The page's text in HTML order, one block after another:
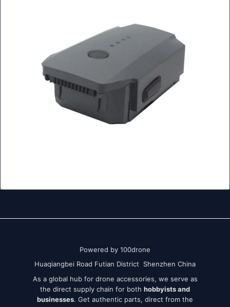
Powered by 100drone
Huaqiangbei Road Futian District Shenzhen China
As a global hub for drone accessories, we serve as
the direct supply chain for both hobbyists and
businesses. Get authentic parts, direct from the